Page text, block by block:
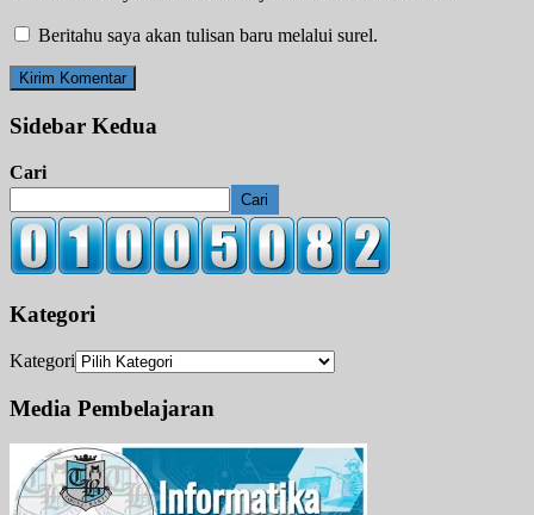
Beritahu saya akan tulisan baru melalui surel.
Sidebar Kedua
Cari
Cari
Kategori
Kategori
Media Pembelajaran